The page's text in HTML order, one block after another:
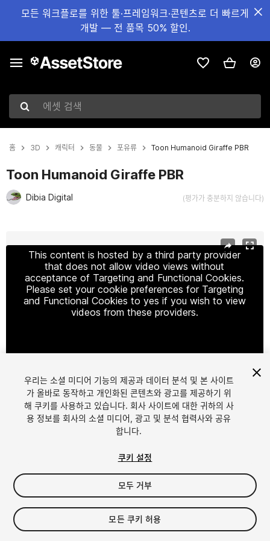
모든 워크플로를 위한 툴·프레임워크·콘텐츠로 더 빠르게
개발 — 전 품목 50% 할인.
에셋 검색
홈 3D 캐릭터 동물 포유류 Toon Humanoid Giraffe PBR
Toon Humanoid Giraffe PBR
Dibia Digital (평가가 충분하지 않습니다)
This content is hosted by a third party provider
that does not allow video views without
acceptance of Targeting and Functional Cookies.
Please set your cookie preferences for Targeting
and Functional Cookies to yes if you wish to view
videos from these providers.
1/6
$14.99
세금/부가세는 결제 시 반영됩니다.
우리는 소셜 미디어 기능의 제공과 데이터 분석 및 본 사이트
가 올바로 동작하고 개인화된 콘텐츠와 광고를 제공하기 위
해 쿠키를 사용하고 있습니다. 회사 사이트에 대한 귀하의 사
용 정보를 회사의 소셜 미디어, 광고 및 분석 협력사와 공유
합니다.
쿠키 설정
모두 거부
모든 쿠키 허용